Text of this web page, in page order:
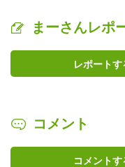
まーさんレポ
レポート
コメント
コメント